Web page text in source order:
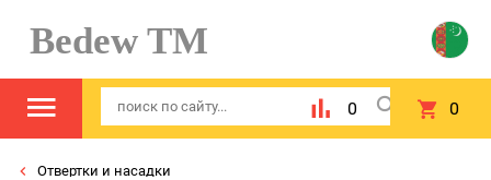
Bedew TM
0 0
Отвертки и насадки